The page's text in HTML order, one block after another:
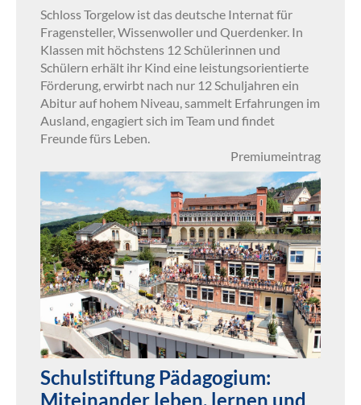
Schloss Torgelow ist das deutsche Internat für
Fragensteller, Wissenwoller und Querdenker. In
Klassen mit höchstens 12 Schülerinnen und
Schülern erhält ihr Kind eine leistungsorientierte
Förderung, erwirbt nach nur 12 Schuljahren ein
Abitur auf hohem Niveau, sammelt Erfahrungen im
Ausland, engagiert sich im Team und findet
Freunde fürs Leben.
Premiumeintrag
Schulstiftung Pädagogium:
Miteinander leben, lernen und